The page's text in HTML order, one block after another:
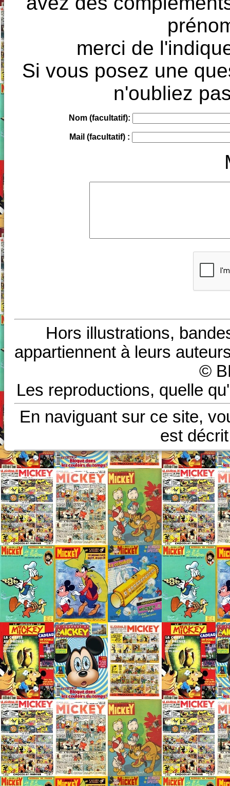
merci de
Si vous posez une
n'oubliez
Nom (facultatif):
Mail (facultatif) :
Hors illustrations,
appartiennent à leurs
©
Les reproductions, quelle
En naviguant sur ce site,
est